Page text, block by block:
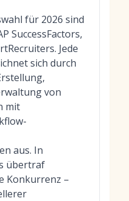
für 2026 sind
SuccessFactors,
Jede
sich durch
von
mit
aus. In
übertraf
Konkurrenz –